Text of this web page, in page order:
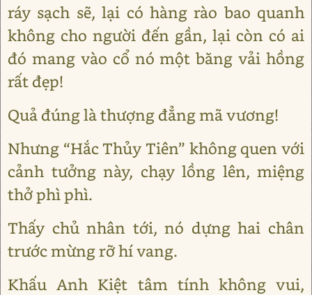
ráy sạch sẽ, lại có hàng rào bao quanh
không cho người đến gần, lại còn có ai
đó mang vào cổ nó một băng vải hồng
rất đẹp!
Quả đúng là thượng đẳng mã vương!
Nhưng “Hắc Thủy Tiên” không quen với
cảnh tưởng này, chạy lồng lên, miệng
thở phì phì.
Thấy chủ nhân tới, nó dựng hai chân
trước mừng rỡ hí vang.
Khấu Anh Kiệt tâm tính không vui,